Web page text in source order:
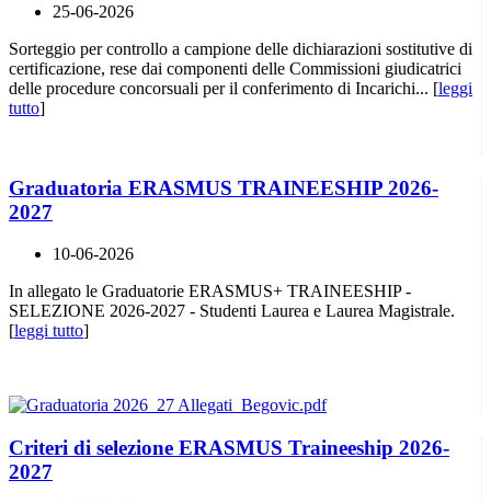
25-06-2026
Sorteggio per controllo a campione delle dichiarazioni sostitutive di
certificazione, rese dai componenti delle Commissioni giudicatrici
delle procedure concorsuali per il conferimento di Incarichi... [leggi
tutto]
Graduatoria ERASMUS TRAINEESHIP 2026-
2027
10-06-2026
In allegato le Graduatorie ERASMUS+ TRAINEESHIP -
SELEZIONE 2026-2027 - Studenti Laurea e Laurea Magistrale.
[leggi tutto]
Criteri di selezione ERASMUS Traineeship 2026-
2027